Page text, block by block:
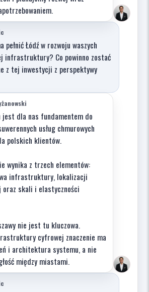
pełnić Łódź w rozwoju waszych
infrastruktury? Co powinno zostać
z tej inwestycji z perspektywy
jest dla nas fundamentem do
usług chmurowych
polskich klientów.
wynika z trzech elementów:
infrastruktury, lokalizacji
oraz skali i elastyczności
nie jest tu kluczowa.
cyfrowej znaczenie ma
i architektura systemu, a nie
między miastami.